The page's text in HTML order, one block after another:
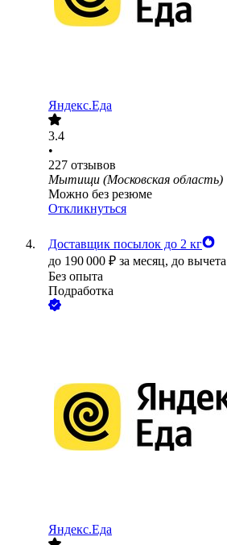
Яндекс.Еда
3.4
•
227 отзывов
Мытищи (Московская область)
Можно без резюме
Откликнуться
Доставщик посылок до 2 кг
до 190 000 ₽ за месяц, до
Без опыта
Подработка
Яндекс.Еда